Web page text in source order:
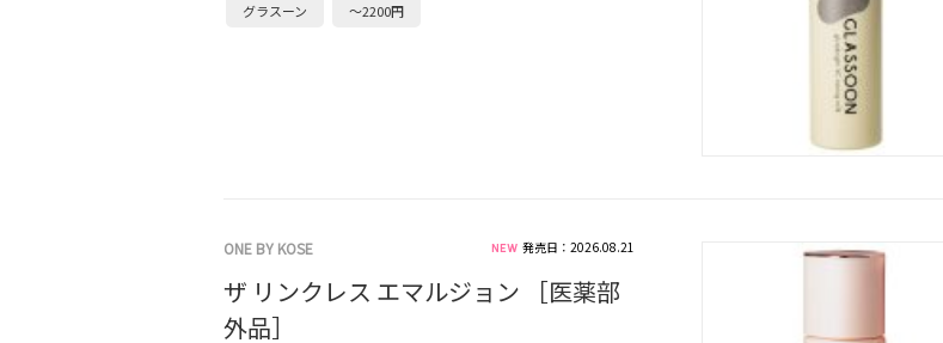
グラスーン ～2200円
ONE BY KOSE 発売日：2026.08.21
ザ リンクレス エマルジョン ［医薬部
外品］